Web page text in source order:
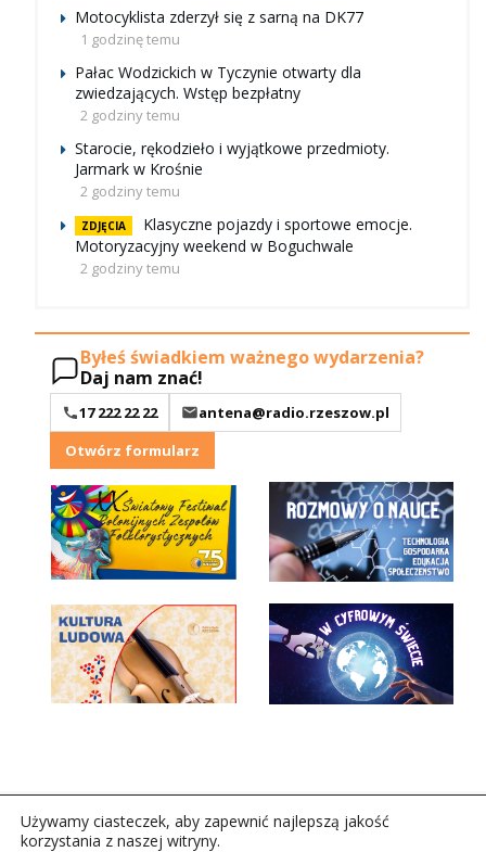
Motocyklista zderzył się z sarną na DK77
1 godzinę temu
Pałac Wodzickich w Tyczynie otwarty dla
zwiedzających. Wstęp bezpłatny
2 godziny temu
Starocie, rękodzieło i wyjątkowe przedmioty.
Jarmark w Krośnie
2 godziny temu
ZDJĘCIA
Klasyczne pojazdy i sportowe emocje.
Motoryzacyjny weekend w Boguchwale
2 godziny temu
Byłeś świadkiem ważnego wydarzenia?
Daj nam znać!
17 222 22 22
antena@radio.rzeszow.pl
Otwórz formularz
Używamy ciasteczek, aby zapewnić najlepszą jakość
korzystania z naszej witryny.